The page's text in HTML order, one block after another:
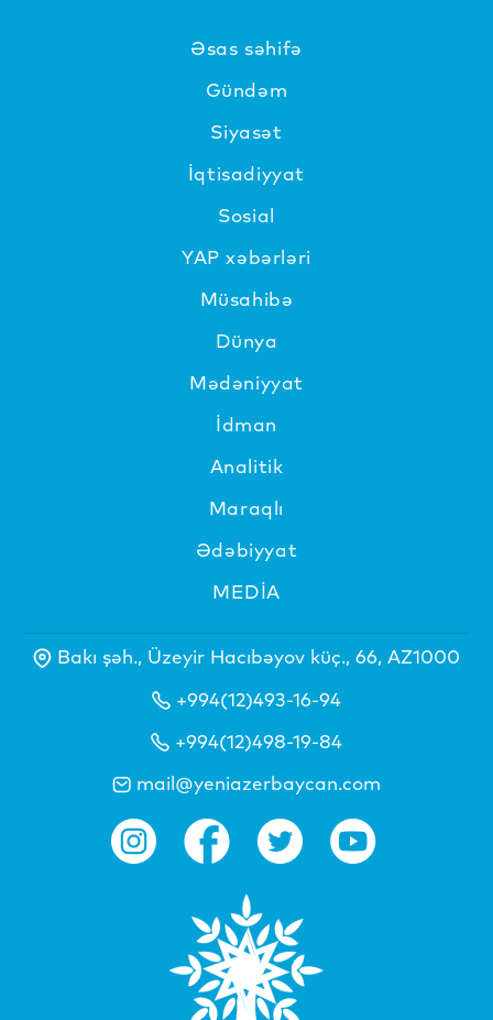
Əsas səhifə
Gündəm
Siyasət
İqtisadiyyat
Sosial
YAP xəbərləri
Müsahibə
Dünya
Mədəniyyat
İdman
Analitik
Maraqlı
Ədəbiyyat
MEDİA
Bakı şəh., Üzeyir Hacıbəyov küç., 66, AZ1000
+994(12)493-16-94
+994(12)498-19-84
mail@yeniazerbaycan.com